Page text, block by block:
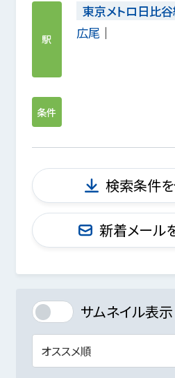
駅
東京メトロ日比
広尾
条件
検索条件
新着メール
サムネイル表示